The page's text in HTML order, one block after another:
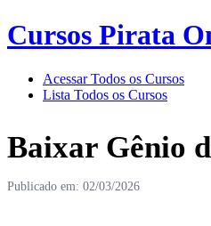
Cursos Pirata
Acessar Todos os Cursos
Lista Todos os Cursos
Baixar Gênio
Publicado em: 02/03/2026